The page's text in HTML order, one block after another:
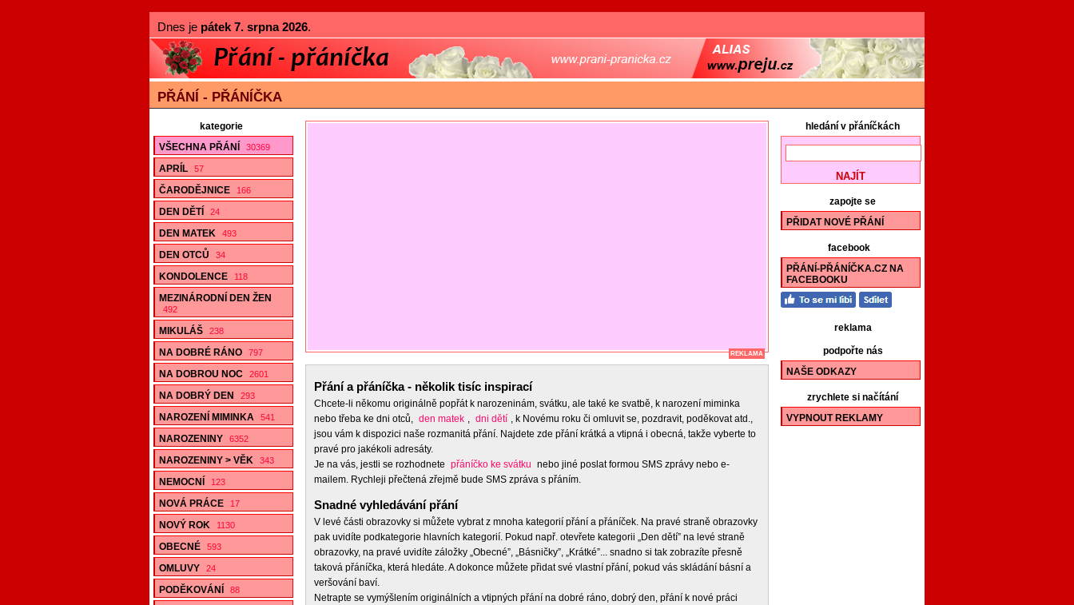
Dnes je pátek 7. srpna 2026.
PŘÁNÍ - PŘÁNÍČKA
kategorie
VŠECHNA PŘÁNÍ
30369
APRÍL 57
ČARODĚJNICE 166
DEN DĚTÍ 24
DEN MATEK 493
DEN OTCŮ 34
KONDOLENCE 118
MEZINÁRODNÍ DEN ŽEN
492
MIKULÁŠ 238
NA DOBRÉ RÁNO 797
NA DOBROU NOC 2601
NA DOBRÝ DEN 293
NAROZENÍ MIMINKA 541
NAROZENINY 6352
NAROZENINY > VĚK 343
NEMOCNÍ 123
NOVÁ PRÁCE 17
NOVÝ ROK 1130
OBECNÉ 593
OMLUVY 24
PODĚKOVÁNÍ 88
REKLAMA
Přání a přáníčka - několik tisíc inspirací
Chcete-li někomu originálně popřát k narozeninám, svátku, ale také ke svatbě, k narození miminka
nebo třeba ke dni otců, den matek , dni dětí , k Novému roku či omluvit se, pozdravit, poděkovat atd.,
jsou vám k dispozici naše rozmanitá přání. Najdete zde přání krátká a vtipná i obecná, takže vyberte to
pravé pro jakékoli adresáty.
Je na vás, jestli se rozhodnete přáníčko ke svátku nebo jiné poslat formou SMS zprávy nebo e-
mailem. Rychleji přečtená zřejmě bude SMS zpráva s přáním.
Snadné vyhledávání přání
V levé části obrazovky si můžete vybrat z mnoha kategorií přání a přáníček. Na pravé straně obrazovky
pak uvidíte podkategorie hlavních kategorií. Pokud např. otevřete kategorii „Den dětí” na levé straně
obrazovky, na pravé uvidíte záložky „Obecné”, „Básničky”, „Krátké”... snadno si tak zobrazíte přesně
taková přáníčka, která hledáte. A dokonce můžete přidat své vlastní přání, pokud vás skládání básní a
veršování baví.
Netrapte se vymýšlením originálních a vtipných přání na dobré ráno, dobrý den, přání k nové práci
hledání v přáníčkách
zapojte se
PŘIDAT NOVÉ PŘÁNÍ
facebook
PŘÁNÍ-PŘÁNÍČKA.CZ NA
FACEBOOKU
reklama
podpořte nás
NAŠE ODKAZY
zrychlete si načítání
VYPNOUT REKLAMY